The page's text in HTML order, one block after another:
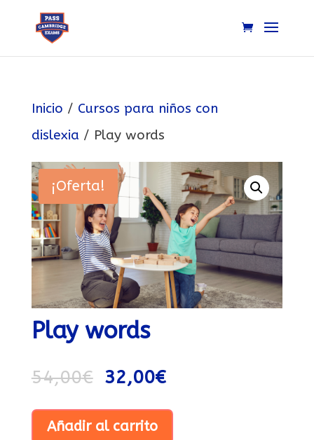
Inicio / Cursos para niños con
dislexia / Play words
¡Oferta!
Play words
54,00€ 32,00€
PlayAñadir al carrito